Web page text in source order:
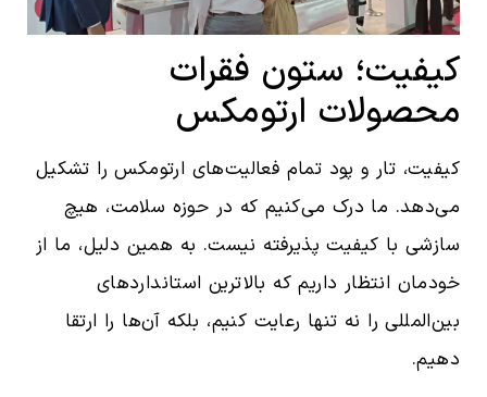
کیفیت؛ ستون فقرات
محصولات ارتومکس
کیفیت، تار و پود تمام فعالیت‌های ارتومکس را تشکیل
می‌دهد. ما درک می‌کنیم که در حوزه سلامت، هیچ
سازشی با کیفیت پذیرفته نیست. به همین دلیل، ما از
خودمان انتظار داریم که بالاترین استانداردهای
بین‌المللی را نه تنها رعایت کنیم، بلکه آن‌ها را ارتقا
دهیم.